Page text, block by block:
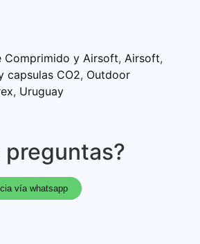
Comprimido y Airsoft, Airsoft,
capsulas CO2, Outdoor
, Uruguay
preguntas?
vía whatsapp